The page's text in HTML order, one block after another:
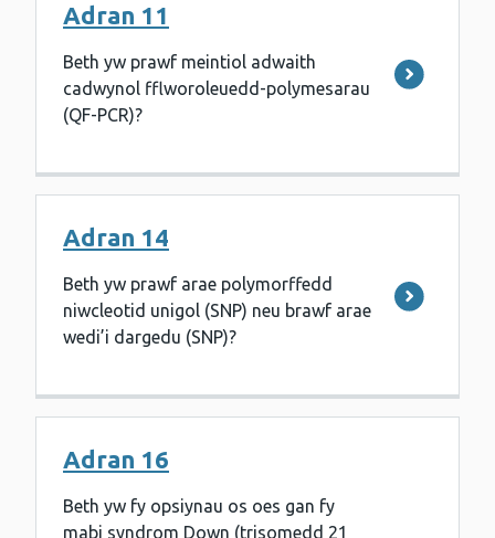
Adran 11
Beth yw prawf meintiol adwaith
cadwynol fflworoleuedd-polymesarau
(QF-PCR)?
Adran 14
Beth yw prawf arae polymorffedd
niwcleotid unigol (SNP) neu brawf arae
wedi’i dargedu (SNP)?
Adran 16
Beth yw fy opsiynau os oes gan fy
mabi syndrom Down (trisomedd 21